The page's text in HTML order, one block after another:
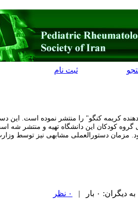
ثبت نام
کریمه کنگو" را منتشر نموده است. این
گروه کودکان این دانشگاه تهیه و منتشر شه
مزمان دستورالعملی مشابهی نیز توسط
۰ بار | ۰ نظر